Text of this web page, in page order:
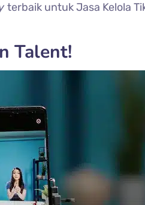
terbaik untuk Jasa Kelola
Talent!